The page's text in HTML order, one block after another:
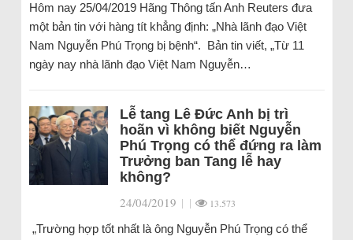
Hôm nay 25/04/2019 Hãng Thông tấn Anh Reuters đưa
một bản tin với hàng tít khẳng định: „Nhà lãnh đạo Việt
Nam Nguyễn Phú Trọng bị bệnh“. Bản tin viết, „Từ 11
ngày nay nhà lãnh đạo Việt Nam Nguyễn…
Lễ tang Lê Đức Anh bị trì
hoãn vì không biết Nguyễn
Phú Trọng có thể đứng ra làm
Trưởng ban Tang lễ hay
không?
24/04/2019 | | 13.573
„Trường hợp tốt nhất là ông Nguyễn Phú Trọng có thể